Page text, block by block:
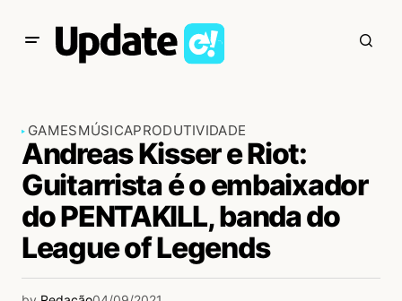
GAMESMÚSICAPRODUTIVIDADE
Andreas Kisser e Riot:
Guitarrista é o embaixador
do PENTAKILL, banda do
League of Legends